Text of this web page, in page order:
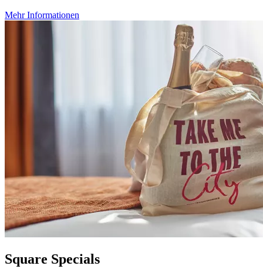
Mehr Informationen
Square Specials